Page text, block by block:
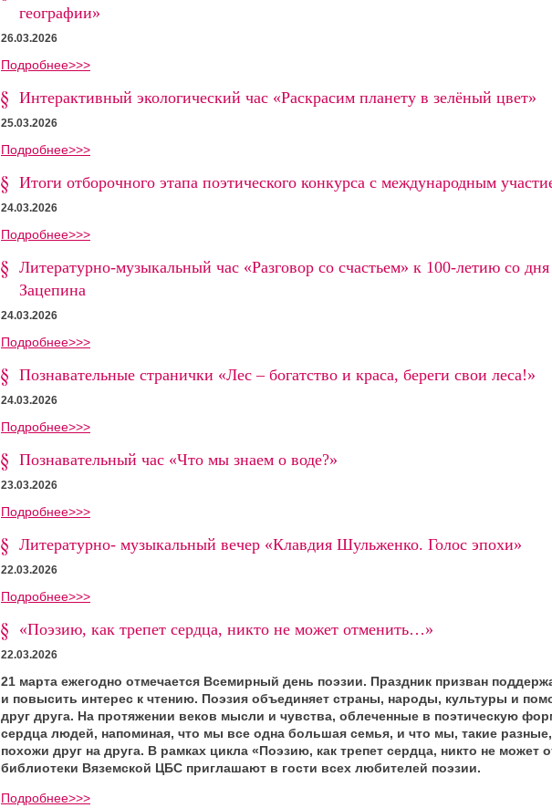
географии»
26.03.2026
Подробнее>>>
Интерактивный экологический час «Раскрасим планету в зелёный цвет»
25.03.2026
Подробнее>>>
Итоги отборочного этапа поэтического конкурса с международным
24.03.2026
Подробнее>>>
Литературно‑музыкальный час «Разговор со счастьем» к 100‑летию со
Зацепина
24.03.2026
Подробнее>>>
Познавательные странички «Лес – богатство и краса, береги свои леса!»
24.03.2026
Подробнее>>>
Познавательный час «Что мы знаем о воде?»
23.03.2026
Подробнее>>>
Литературно- музыкальный вечер «Клавдия Шульженко. Голос эпохи»
22.03.2026
Подробнее>>>
«Поэзию, как трепет сердца, никто не может отменить…»
22.03.2026
21 марта ежегодно отмечается Всемирный день поэзии. Праздник призван
и повысить интерес к чтению. Поэзия объединяет страны, народы, культуры и
друг друга. На протяжении веков мысли и чувства, облеченные в поэтическую
сердца людей, напоминая, что мы все одна большая семья, и что мы, такие
похожи друг на друга. В рамках цикла «Поэзию, как трепет сердца, никто не может
библиотеки Вяземской ЦБС приглашают в гости всех любителей поэзии.
Подробнее>>>